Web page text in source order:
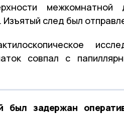
след был
совпал с
был задержан